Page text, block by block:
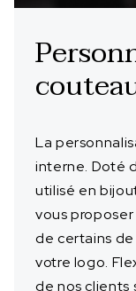
La
interne. Doté
utilisé en
vous
de certains
votre logo.
de nos clients